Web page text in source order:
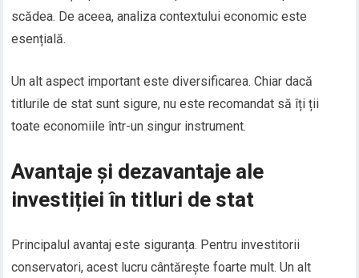
scădea. De aceea, analiza contextului economic este
esențială.
Un alt aspect important este diversificarea. Chiar dacă
titlurile de stat sunt sigure, nu este recomandat să îți ții
toate economiile într-un singur instrument.
Avantaje și dezavantaje ale
investiției în titluri de stat
Principalul avantaj este siguranța. Pentru investitorii
conservatori, acest lucru cântărește foarte mult. Un alt